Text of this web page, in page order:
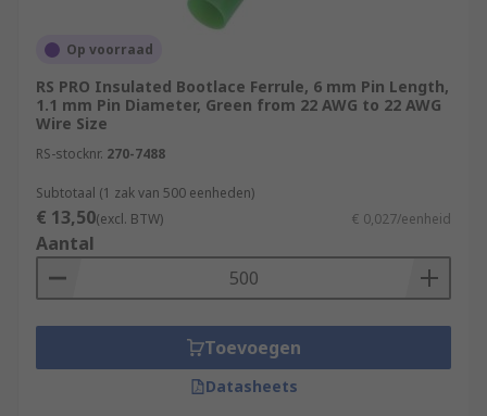
Op voorraad
RS PRO Insulated Bootlace Ferrule, 6 mm Pin Length,
1.1 mm Pin Diameter, Green from 22 AWG to 22 AWG
Wire Size
RS-stocknr. 270-7488
Subtotaal (1 zak van 500 eenheden)
€ 13,50(excl. BTW) € 0,027/eenheid
Aantal
Toevoegen
Datasheets